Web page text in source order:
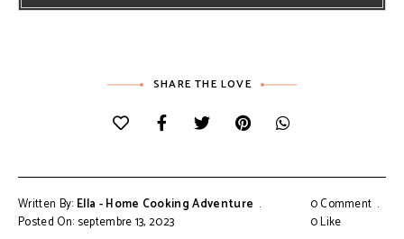
SHARE THE LOVE
Written By: Ella - Home Cooking Adventure
Posted On: septembre 13, 2023
0 Comment
0Like